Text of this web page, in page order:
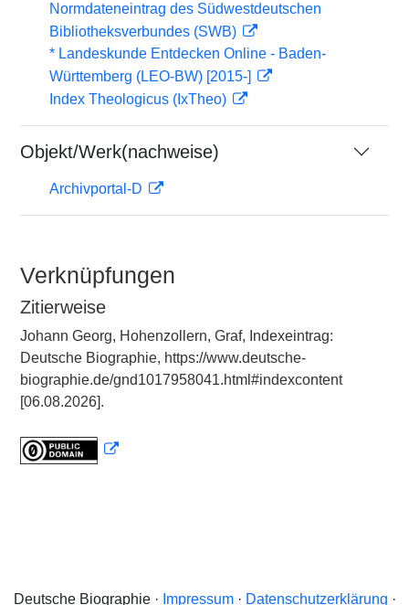
Normdateneintrag des Südwestdeutschen
Bibliotheksverbundes (SWB)
* Landeskunde Entdecken Online - Baden-
Württemberg (LEO-BW) [2015-]
Index Theologicus (IxTheo)
Objekt/Werk(nachweise)
Archivportal-D
Verknüpfungen
Zitierweise
Johann Georg, Hohenzollern, Graf, Indexeintrag:
Deutsche Biographie, https://www.deutsche-
biographie.de/gnd1017958041.html#indexcontent
[06.08.2026].
Deutsche Biographie · Impressum· Datenschutzerklärung ·